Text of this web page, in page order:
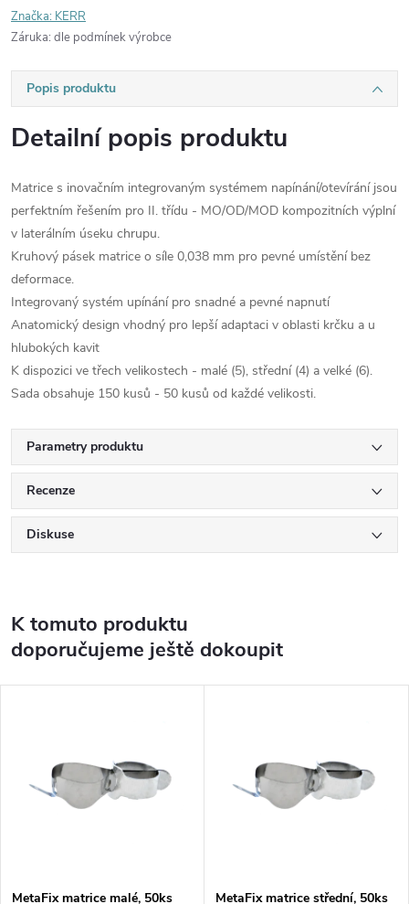
Značka: KERR
Záruka: dle podmínek výrobce
Popis produktu
Detailní popis produktu
Matrice s inovačním integrovaným systémem napínání/otevírání jsou
perfektním řešením pro II. třídu - MO/OD/MOD kompozitních výplní
v laterálním úseku chrupu.
Kruhový pásek matrice o síle 0,038 mm pro pevné umístění bez
deformace.
Integrovaný systém upínání pro snadné a pevné napnutí
Anatomický design vhodný pro lepší adaptaci v oblasti krčku a u
hlubokých kavit
K dispozici ve třech velikostech - malé (5), střední (4) a velké (6).
Sada obsahuje 150 kusů - 50 kusů od každé velikosti.
Parametry produktu
Recenze
Diskuse
K tomuto produktu
doporučujeme ještě dokoupit
MetaFix matrice malé, 50ks MetaFix matrice střední, 50ks